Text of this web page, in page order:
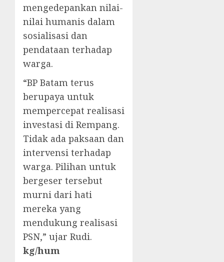
mengedepankan nilai-
nilai humanis dalam
sosialisasi dan
pendataan terhadap
warga.
“BP Batam terus
berupaya untuk
mempercepat realisasi
investasi di Rempang.
Tidak ada paksaan dan
intervensi terhadap
warga. Pilihan untuk
bergeser tersebut
murni dari hati
mereka yang
mendukung realisasi
PSN,” ujar Rudi.
kg/hum